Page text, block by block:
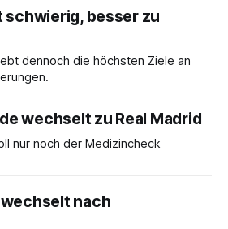
schwierig, besser zu
dennoch die höchsten Ziele an
wechselt zu Real Madrid
nur noch der Medizincheck
wechselt nach